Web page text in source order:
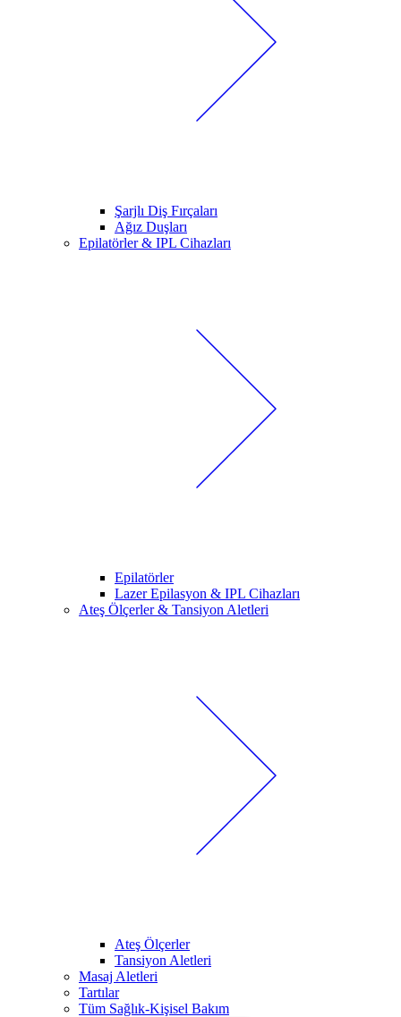
Şarjlı Diş Fırçaları
Ağız Duşları
Epilatörler & IPL Cihazları
Epilatörler
Lazer Epilasyon & IPL Cihazları
Ateş Ölçerler & Tansiyon Aletleri
Ateş Ölçerler
Tansiyon Aletleri
Masaj Aletleri
Tartılar
Tüm Sağlık-Kişisel Bakım